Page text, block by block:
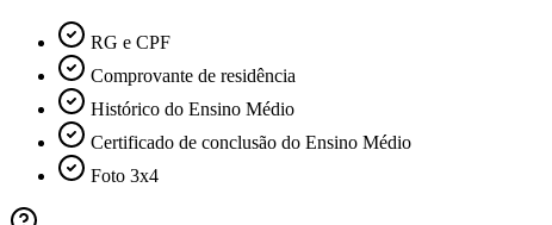
RG e CPF
Comprovante de residência
Histórico do Ensino Médio
Certificado de conclusão do Ensino Médio
Foto 3x4